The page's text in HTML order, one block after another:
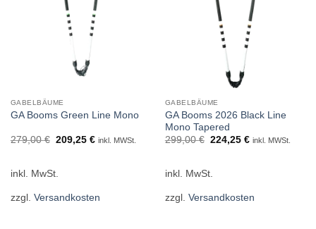
GABELBÄUME
GA Booms Green Line Mono
279,00€ Ursprünglicher
209,25 €Aktueller
inkl. MWSt.
inkl. MwSt.
zzgl. Versandkosten
GABELBÄUME
GA Booms 2026 Black Line
Mono Tapered
299,00€ Ursprünglicher
224,25 €Aktueller
inkl. MWSt.
inkl. MwSt.
zzgl. Versandkosten